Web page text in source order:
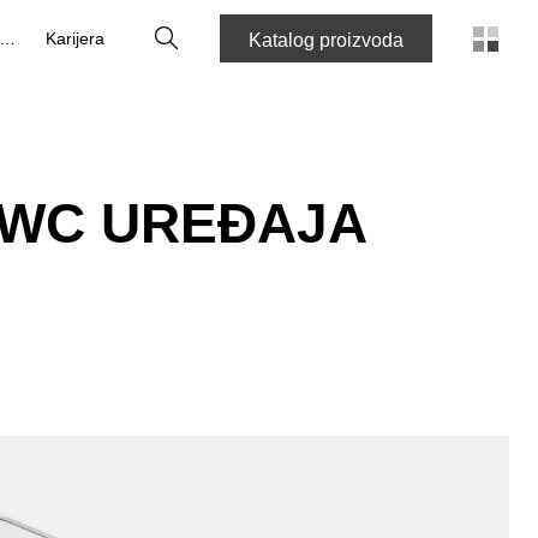
Karijera TražilicaKatalog proizvoda
UREĐAJA